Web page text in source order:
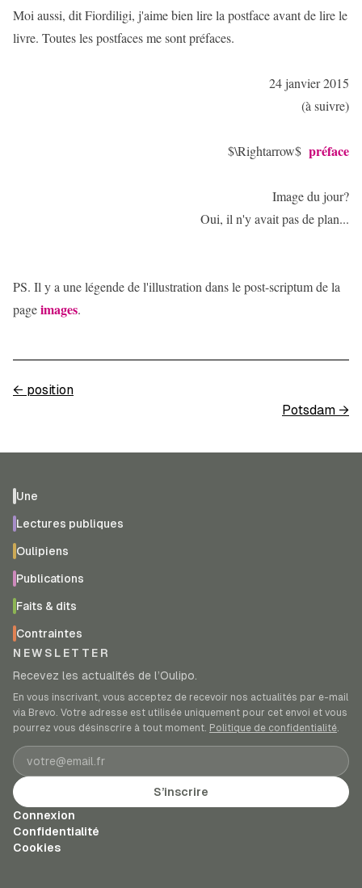
Moi aussi, dit Fiordiligi, j'aime bien lire la postface avant de lire le
livre. Toutes les postfaces me sont préfaces.
24 janvier 2015
(à suivre)
$\Rightarrow$ préface
Image du jour?
Oui, il n'y avait pas de plan...
PS. Il y a une légende de l'illustration dans le post-scriptum de la
pageimages.
← position
Potsdam →
Une
Lectures publiques
Oulipiens
Publications
Faits & dits
Contraintes
NEWSLETTER
Recevez les actualités de l’Oulipo.
En vous inscrivant, vous acceptez de recevoir nos actualités par e-mail
via Brevo. Votre adresse est utilisée uniquement pour cet envoi et vous
pourrez vous désinscrire à tout moment. Politique de confidentialité.
Adresse e-mail
S’inscrire
Connexion
Confidentialité
Cookies